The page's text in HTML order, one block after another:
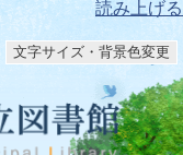
読み上げる
文字サイズ・背景色変更